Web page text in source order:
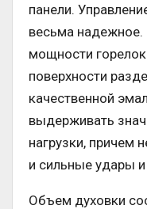
панели.
весьма
мощности
поверхности
качественной
выдерживать
нагрузки, причем
и сильные удары и
Объем духовки